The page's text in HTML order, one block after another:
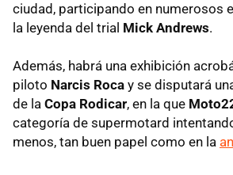
ciudad, participando en numerosos
la leyenda del trial Mick Andrews.
Además, habrá una exhibición
piloto Narcis Roca y se disputará
de la Copa Rodicar, en la que
categoría de supermotard
menos, tan buen papel como en la